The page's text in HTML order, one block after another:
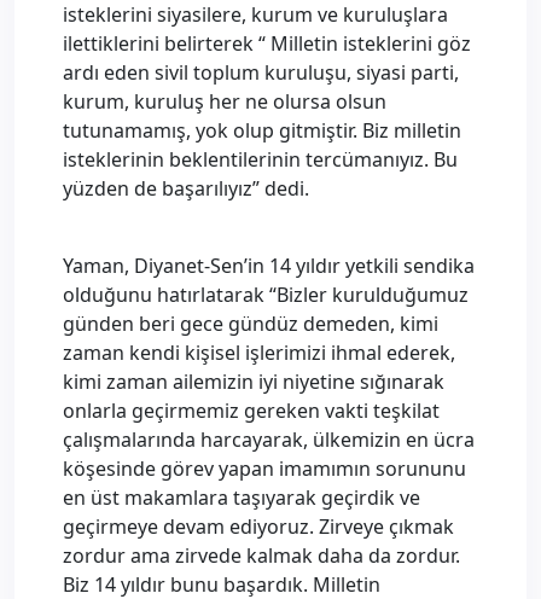
isteklerini siyasilere, kurum ve kuruluşlara
ilettiklerini belirterek “ Milletin isteklerini göz
ardı eden sivil toplum kuruluşu, siyasi parti,
kurum, kuruluş her ne olursa olsun
tutunamamış, yok olup gitmiştir. Biz milletin
isteklerinin beklentilerinin tercümanıyız. Bu
yüzden de başarılıyız” dedi.
Yaman, Diyanet-Sen’in 14 yıldır yetkili sendika
olduğunu hatırlatarak “Bizler kurulduğumuz
günden beri gece gündüz demeden, kimi
zaman kendi kişisel işlerimizi ihmal ederek,
kimi zaman ailemizin iyi niyetine sığınarak
onlarla geçirmemiz gereken vakti teşkilat
çalışmalarında harcayarak, ülkemizin en ücra
köşesinde görev yapan imamımın sorununu
en üst makamlara taşıyarak geçirdik ve
geçirmeye devam ediyoruz. Zirveye çıkmak
zordur ama zirvede kalmak daha da zordur.
Biz 14 yıldır bunu başardık. Milletin